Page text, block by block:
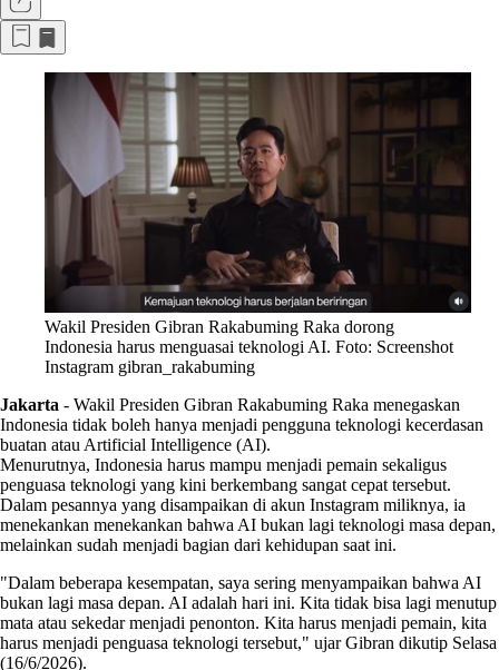
Wakil Presiden Gibran Rakabuming Raka dorong
Indonesia harus menguasai teknologi AI. Foto: Screenshot
Instagram gibran_rakabuming
Jakarta - Wakil Presiden Gibran Rakabuming Raka menegaskan
Indonesia tidak boleh hanya menjadi pengguna teknologi kecerdasan
buatan atau Artificial Intelligence (AI).
Menurutnya, Indonesia harus mampu menjadi pemain sekaligus
penguasa teknologi yang kini berkembang sangat cepat tersebut.
Dalam pesannya yang disampaikan di akun Instagram miliknya, ia
menekankan menekankan bahwa AI bukan lagi teknologi masa depan,
melainkan sudah menjadi bagian dari kehidupan saat ini.
"Dalam beberapa kesempatan, saya sering menyampaikan bahwa AI
bukan lagi masa depan. AI adalah hari ini. Kita tidak bisa lagi menutup
mata atau sekedar menjadi penonton. Kita harus menjadi pemain, kita
harus menjadi penguasa teknologi tersebut," ujar Gibran dikutip Selasa
(16/6/2026).